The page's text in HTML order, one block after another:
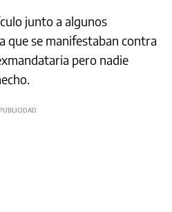
junto a algunos
que se manifestaban contra
pero nadie